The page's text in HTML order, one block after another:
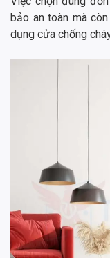
bảo an toàn mà
dụng cửa chống